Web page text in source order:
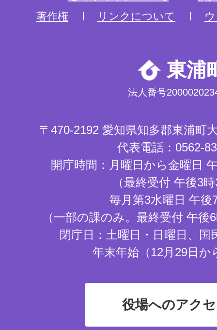
著作権
リンクについて
東浦
法人番号
〒470-2192 愛知県知多郡東浦町
代表電話：0562-
開庁時間：月曜日から金曜日
（最終受付 午後3
毎月第3水曜日 午後
（一部の課のみ。最終受付 午
閉庁日：土曜日・日曜日、国
年末年始（12月29日か
役場へのアク